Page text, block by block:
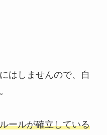
はしませんので、自
ールが確立している